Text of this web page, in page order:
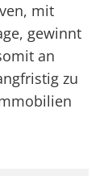
mit
gewinnt
an
zu